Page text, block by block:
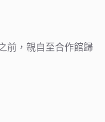
前，親自至合作館歸